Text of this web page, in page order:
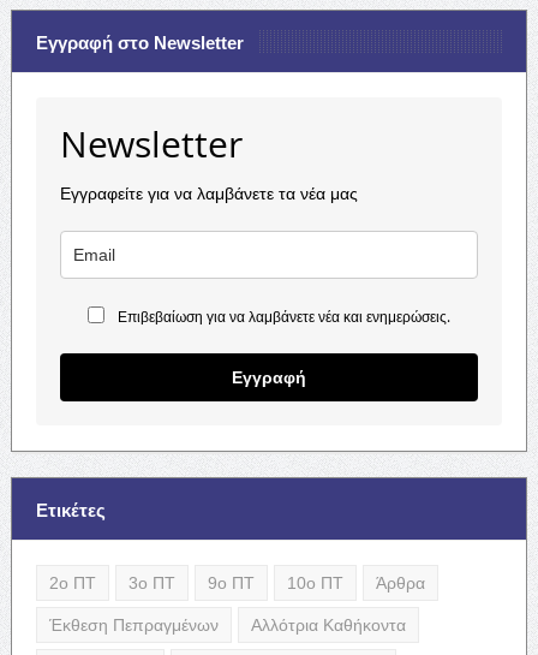
Εγγραφή στο Newsletter
Newsletter
Εγγραφείτε για να λαμβάνετε τα νέα μας
Επιβεβαίωση για να λαμβάνετε νέα και ενημερώσεις.
Εγγραφή
Ετικέτες
2ο ΠΤ 3ο ΠΤ 9ο ΠΤ 10ο ΠΤ Άρθρα
Έκθεση Πεπραγμένων Αλλότρια Καθήκοντα